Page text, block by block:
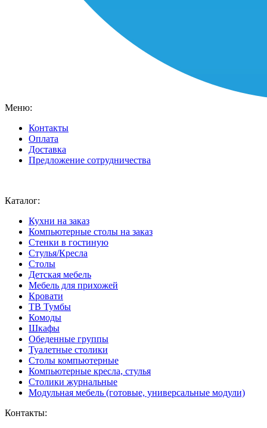
Меню:
Контакты
Оплата
Доставка
Предложение сотрудничества
Каталог:
Кухни на заказ
Компьютерные столы на заказ
Стенки в гостиную
Стулья/Кресла
Столы
Детская мебель
Мебель для прихожей
Кровати
ТВ Тумбы
Комоды
Шкафы
Обеденные группы
Туалетные столики
Столы компьютерные
Компьютерные кресла, стулья
Столики журнальные
Модульная мебель (готовые, универсальные модули)
Контакты: